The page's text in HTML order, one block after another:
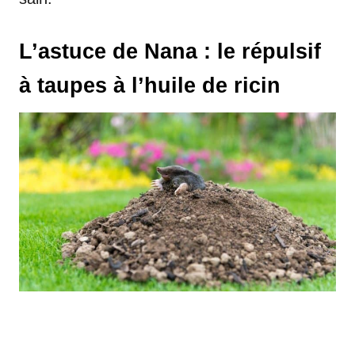
L’astuce de Nana : le répulsif
à taupes à l’huile de ricin